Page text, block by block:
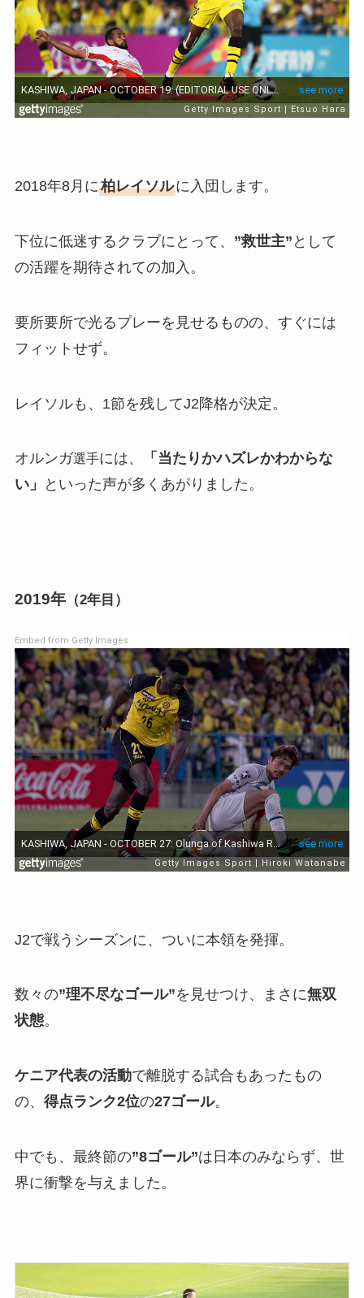
2018年8月に柏レイソルに入団します。
下位に低迷するクラブにとって、 ”救世主” として
の活躍を期待されての加入。
要所要所で光るプレーを見せるものの、すぐには
フィットせず。
レイソルも、1節を残してJ2降格が決定。
オルンガ選手には、
「当たりかハズレかわからな
い」
といった声が多くあがりました。
2019年（2年目）
Embed from Getty Images
J2で戦うシーズンに、ついに本領を発揮。
数々の”理不尽なゴール”を見せつけ、まさに無双
状態。
ケニア代表の活動で離脱する試合もあったもの
の、 得点ランク2位の27ゴール。
中でも、最終節の”8ゴール”は日本のみならず、世
界に衝撃を与えました。